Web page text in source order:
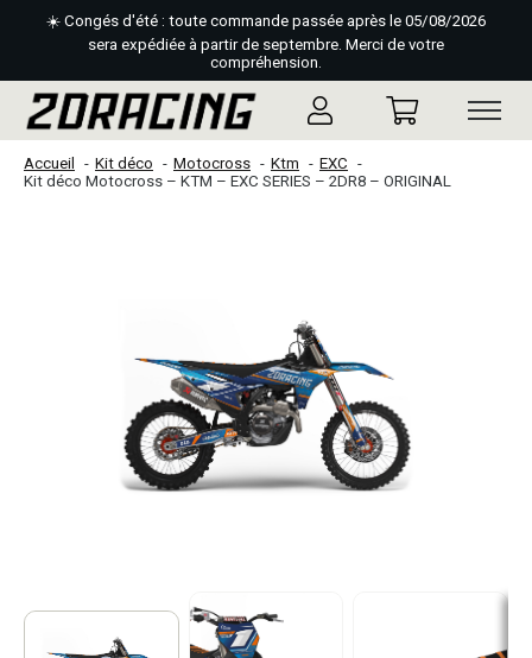
☀️ Congés d'été : toute commande passée après le 05/08/2026
sera expédiée à partir de septembre. Merci de votre
compréhension.
Accueil Kit déco Motocross Ktm
EXC
Kit déco Motocross – KTM – EXC SERIES – 2DR8 – ORIGINAL